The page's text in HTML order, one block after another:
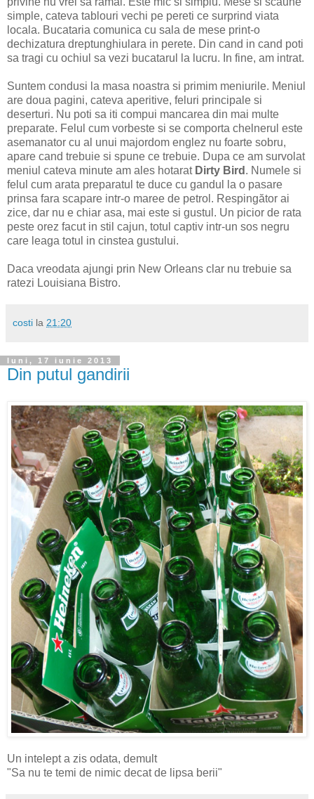
simple, cateva tablouri vechi pe pereti ce surprind viata
locala. Bucataria comunica cu sala de mese print-o
dechizatura dreptunghiulara in perete. Din cand in cand poti
sa tragi cu ochiul sa vezi bucatarul la lucru. In fine, am intrat.
Suntem condusi la masa noastra si primim meniurile. Meniul
are doua pagini, cateva aperitive, feluri principale si
deserturi. Nu poti sa iti compui mancarea din mai multe
preparate. Felul cum vorbeste si se comporta chelnerul este
asemanator cu al unui majordom englez nu foarte sobru,
apare cand trebuie si spune ce trebuie. Dupa ce am survolat
meniul cateva minute am ales hotarat Dirty Bird . Numele si
felul cum arata preparatul te duce cu gandul la o pasare
prinsa fara scapare intr-o maree de petrol. Respingător ai
zice, dar nu e chiar asa, mai este si gustul. Un picior de rata
peste orez facut in stil cajun, totul captiv intr-un sos negru
care leaga totul in cinstea gustului.
Daca vreodata ajungi prin New Orleans clar nu trebuie sa
ratezi Louisiana Bistro.
costi la 21:20
luni, 17 iunie 2013
Din putul gandirii
Un intelept a zis odata, demult
"Sa nu te temi de nimic decat de lipsa berii"